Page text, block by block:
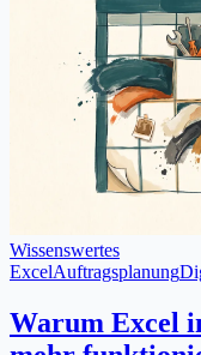
Wissenswertes
ExcelAuftragsplanung
Warum Excel